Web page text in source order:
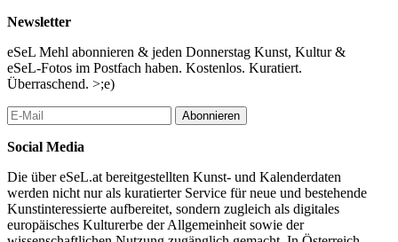
Newsletter
eSeL Mehl abonnieren & jeden Donnerstag Kunst, Kultur &
eSeL-Fotos im Postfach haben. Kostenlos. Kuratiert.
Überraschend. >;e)
Abonnieren
Social Media
Die über eSeL.at bereitgestellten Kunst- und Kalenderdaten
werden nicht nur als kuratierter Service für neue und bestehende
Kunstinteressierte aufbereitet, sondern zugleich als digitales
europäisches Kulturerbe der Allgemeinheit sowie der